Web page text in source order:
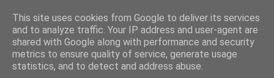
koti
This site uses cookies from Google to deliver its services
and to analyze traffic. Your IP address and user-agent are
shared with Google along with performance and security
metrics to ensure quality of service, generate usage
statistics, and to detect and address abuse.